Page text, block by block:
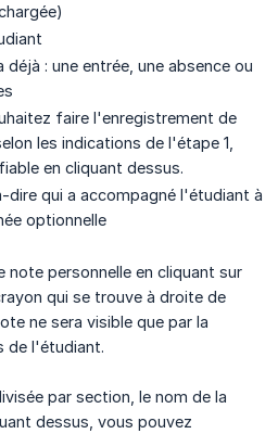
: une entrée, une absence ou
faire l'enregistrement de
les indications de l'étape 1,
en cliquant dessus.
qui a accompagné l'étudiant à
optionnelle
personnelle en cliquant sur
qui se trouve à droite de
ne sera visible que par la
de l'étudiant.
par section, le nom de la
dessus, vous pouvez